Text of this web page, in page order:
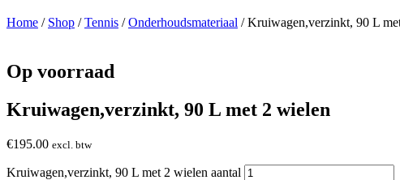
Home / Shop /Tennis /Onderhoudsmateriaal / Kruiwagen,verzinkt, 90 L
Op voorraad
Kruiwagen,verzinkt, 90 L met 2 wielen
€195.00 excl. btw
Kruiwagen,verzinkt, 90 L met 2 wielen aantal